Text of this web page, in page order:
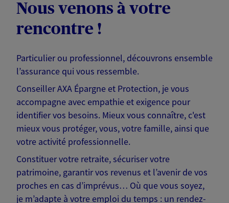
Nous venons à votre
rencontre !
Particulier ou professionnel, découvrons ensemble
l’assurance qui vous ressemble.
Conseiller AXA Épargne et Protection, je vous
accompagne avec empathie et exigence pour
identifier vos besoins. Mieux vous connaître, c'est
mieux vous protéger, vous, votre famille, ainsi que
votre activité professionnelle.
Constituer votre retraite, sécuriser votre
patrimoine, garantir vos revenus et l’avenir de vos
proches en cas d’imprévus… Où que vous soyez,
je m’adapte à votre emploi du temps : un rendez-